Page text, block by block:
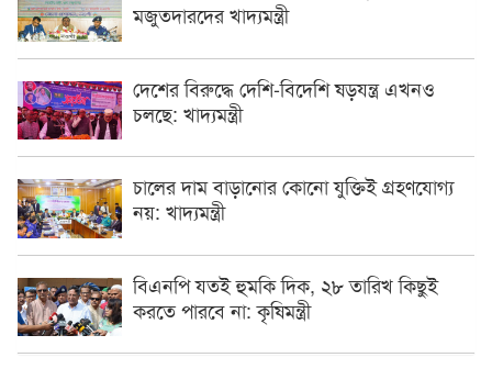
মজুতদারদের খাদ্যমন্ত্রী
দেশের বিরুদ্ধে দেশি-বিদেশি ষড়যন্ত্র এখনও
চলছে: খাদ্যমন্ত্রী
চালের দাম বাড়ানোর কোনো যুক্তিই গ্রহণযোগ্য
নয়: খাদ্যমন্ত্রী
বিএনপি যতই হুমকি দিক, ২৮ তারিখ কিছুই
করতে পারবে না: কৃষিমন্ত্রী